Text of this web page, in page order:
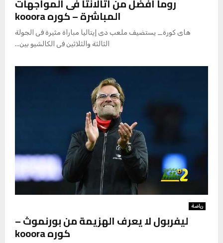
روما أفضل من أتالانتا فى المواجهات
المباشرة – كوره kooora
هاى كورة_ يستضيف ملعب دى إيتاليا مباراة مثيرة فى الجولة
الثالثة والثلاثين فى الكالشيو بين...
رياضة
ليفربول لا يعرف الهزيمة من بورنموث –
كوره kooora